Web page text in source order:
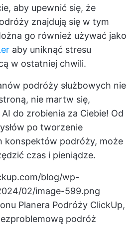
aby upewnić się, że
znajdują się w tym
go również używać jako
aby uniknąć stresu
w ostatniej chwili.
podróży służbowych nie
nie martw się,
do zrobienia za Ciebie! Od
po tworzenie
konspektów podróży, może
czas i pieniądze.
blog/wp-
02/image-599.png
Planera Podróży ClickUp,
podróż